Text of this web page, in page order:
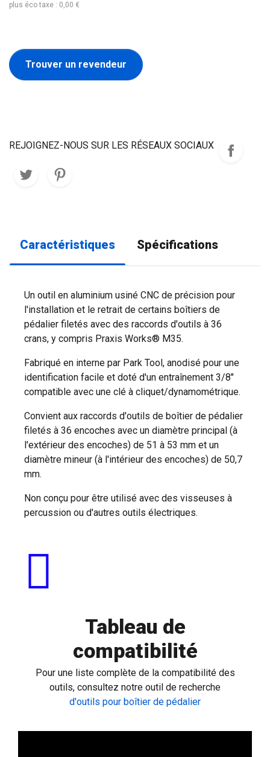
plus éco taxe : 0,00 €
Trouver un revendeur
REJOIGNEZ-NOUS SUR LES RÉSEAUX SOCIAUX
Caractéristiques Spécifications
Un outil en aluminium usiné CNC de précision pour
l'installation et le retrait de certains boîtiers de
pédalier filetés avec des raccords d'outils à 36
crans, y compris Praxis Works® M35.
Fabriqué en interne par Park Tool, anodisé pour une
identification facile et doté d'un entraînement 3/8"
compatible avec une clé à cliquet/dynamométrique.
Convient aux raccords d'outils de boîtier de pédalier
filetés à 36 encoches avec un diamètre principal (à
l'extérieur des encoches) de 51 à 53 mm et un
diamètre mineur (à l'intérieur des encoches) de 50,7
mm.
Non conçu pour être utilisé avec des visseuses à
percussion ou d'autres outils électriques.
Tableau de
compatibilité
Pour une liste complète de la compatibilité des
outils, consultez notre outil de recherche
d'outils pour boîtier de pédalier